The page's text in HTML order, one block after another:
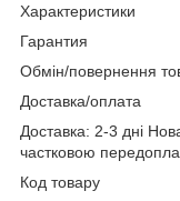
Характеристики
Гарантия
Обмін/повернення
Доставка/оплата
Доставка: 2-3 дні
частковою
Код товару